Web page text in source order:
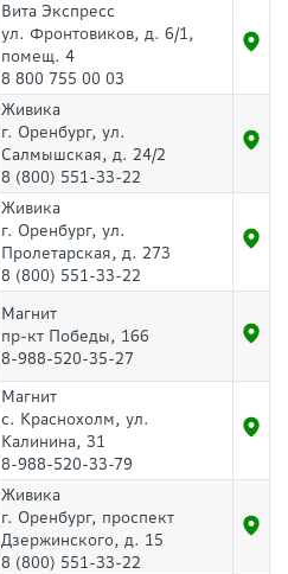
Вита Экспресс
ул. Фронтовиков, д. 6/1,
помещ. 4
8 800 755 00 03
Живика
г. Оренбург, ул.
Салмышская, д. 24/2
8 (800) 551-33-22
Живика
г. Оренбург, ул.
Пролетарская, д. 273
8 (800) 551-33-22
Магнит
пр-кт Победы, 166
8-988-520-35-27
Магнит
с. Краснохолм, ул.
Калинина, 31
8-988-520-33-79
Живика
г. Оренбург, проспект
Дзержинского, д. 15
8 (800) 551-33-22